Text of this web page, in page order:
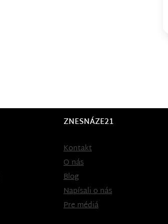
ZNESNÁZE21
Kontakt
O nás
Blog
Napísali o nás
Pre médiá